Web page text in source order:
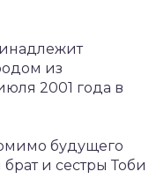
из
2001 года в
будущего
и сестры Тоби